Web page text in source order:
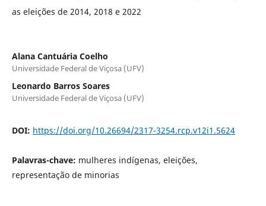
as eleições de 2014, 2018 e 2022
Alana Cantuária Coelho
Universidade Federal de Viçosa (UFV)
Leonardo Barros Soares
Universidade Federal de Viçosa (UFV)
DOI: https://doi.org/10.26694/2317-3254.rcp.v12i1.5624
Palavras-chave: mulheres indígenas, eleições,
representação de minorias